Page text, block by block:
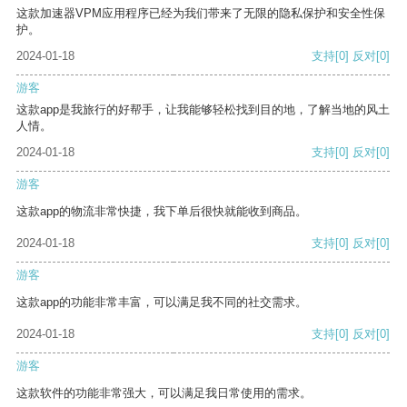
这款加速器VPM应用程序已经为我们带来了无限的隐私保护和安全性保
护。
2024-01-18
支持[0] 反对[0]
游客
这款app是我旅行的好帮手，让我能够轻松找到目的地，了解当地的风土
人情。
2024-01-18
支持[0] 反对[0]
游客
这款app的物流非常快捷，我下单后很快就能收到商品。
2024-01-18 支持[0] 反对[0]
游客
这款app的功能非常丰富，可以满足我不同的社交需求。
2024-01-18 支持[0] 反对[0]
游客
这款软件的功能非常强大，可以满足我日常使用的需求。